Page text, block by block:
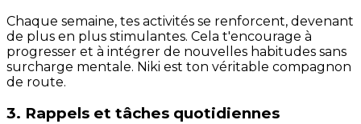
Chaque semaine, tes activités se renforcent, devenant
de plus en plus stimulantes. Cela t'encourage à
progresser et à intégrer de nouvelles habitudes sans
surcharge mentale. Niki est ton véritable compagnon
de route.
3. Rappels et tâches quotidiennes